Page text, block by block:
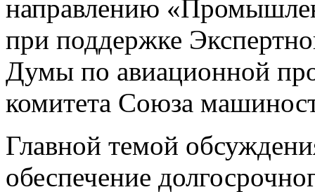
направлению
при поддержке
Думы по авиационной
комитета Союза
Главной темой
обеспечение